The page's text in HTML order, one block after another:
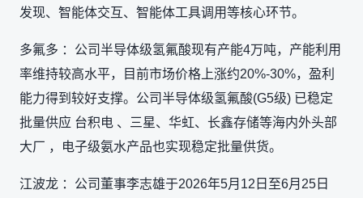
发现、智能体交互、智能体工具调用等核心环节。
多氟多 ：公司半导体级氢氟酸现有产能4万吨，产能利用
率维持较高水平，目前市场价格上涨约20%-30%，盈利
能力得到较好支撑。公司半导体级氢氟酸(G5级) 已稳定
批量供应 台积电 、三星、华虹、长鑫存储等海内外头部
大厂 ，电子级氨水产品也实现稳定批量供货。
江波龙 ：公司董事李志雄于2026年5月12日至6月25日